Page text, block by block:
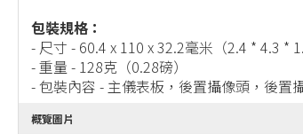
包裝規格：
- 尺寸 - 60.4 x 110 x 32.2毫米（2.4 * 4.3 *
- 重量 - 128克（0.28磅）
- 包裝內容 - 主儀表板，後置攝像頭，後
概覽圖片